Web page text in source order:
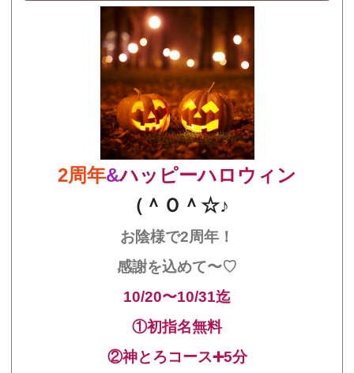
2周年&ハッピーハロウィン
（＾Ｏ＾☆♪
お陰様で2周年！
感謝を込めて〜♡
10/20〜10/31迄
①初指名無料
②神とろコース➕5分